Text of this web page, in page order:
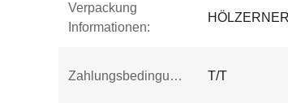
Verpackung
Informationen:
Zahlungsbedingungen: T/T